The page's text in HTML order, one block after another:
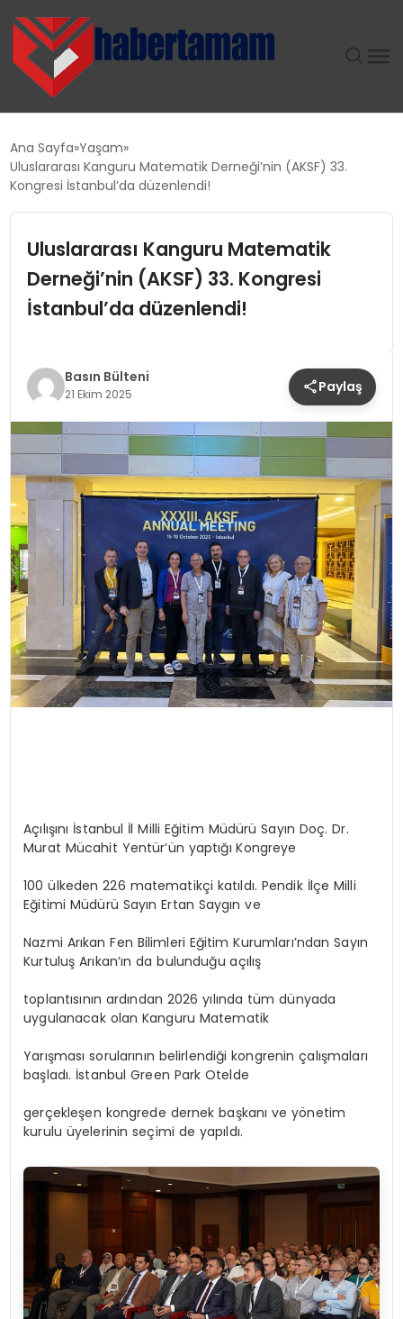
TEKNOLOJI
SAĞLIK
MAGAZIN
SIYASET
EĞITIM
YAŞAM
Ana Sayfa Yaşam
Uluslararası Kanguru Matematik Derneği’nin (AKSF) 33.
Kongresi İstanbul’da düzenlendi!
Uluslararası Kanguru Matematik
Derneği’nin (AKSF) 33. Kongresi
İstanbul’da düzenlendi!
Basın Bülteni
21 Ekim 2025 Paylaş
Açılışını İstanbul İl Milli Eğitim Müdürü Sayın Doç. Dr.
Murat Mücahit Yentür’ün yaptığı Kongreye
100 ülkeden 226 matematikçi katıldı. Pendik İlçe Milli
Eğitimi Müdürü Sayın Ertan Saygın ve
Nazmi Arıkan Fen Bilimleri Eğitim Kurumları’ndan Sayın
Kurtuluş Arıkan’ın da bulunduğu açılış
toplantısının ardından 2026 yılında tüm dünyada
uygulanacak olan Kanguru Matematik
Yarışması sorularının belirlendiği kongrenin çalışmaları
başladı. İstanbul Green Park Otelde
gerçekleşen kongrede dernek başkanı ve yönetim
kurulu üyelerinin seçimi de yapıldı.